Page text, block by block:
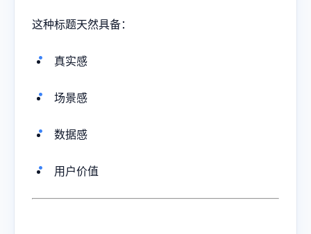
这种标题天然具备：
真实感
场景感
数据感
用户价值